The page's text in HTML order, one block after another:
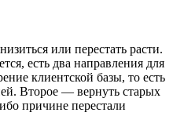
или перестать расти.
есть два направления для
клиентской базы, то есть
Второе — вернуть старых
причине перестали